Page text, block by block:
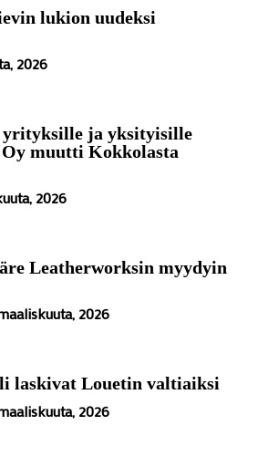
lukion uudeksi
2026
ja yksityisille
muutti Kokkolasta
2026
Leatherworksin myydyin
2026
laskivat Louetin valtiaiksi
2026